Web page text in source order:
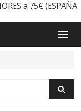
a 75€ (ESPAÑA